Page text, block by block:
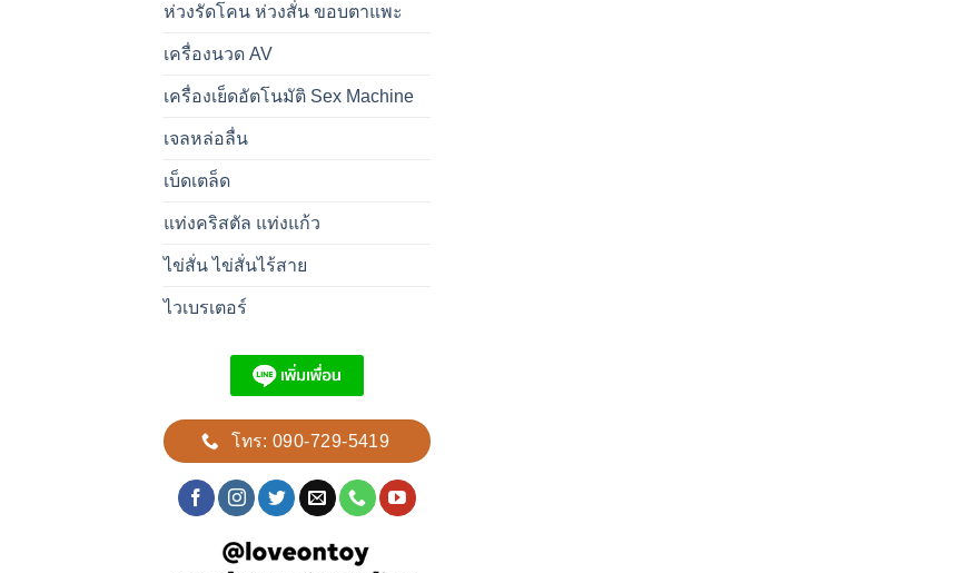
ห่วงรัดโคน ห่วงสั่น ขอบตาแพะ
เครื่องนวด AV
เครื่องเย็ดอัตโนมัติ Sex Machine
เจลหล่อลื่น
เบ็ดเตล็ด
แท่งคริสตัล แท่งแก้ว
ไข่สั่น ไข่สั่นไร้สาย
ไวเบรเตอร์
โทร: 090-729-5419